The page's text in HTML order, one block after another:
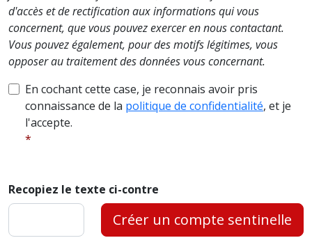
d'accès et de rectification aux informations qui vous
concernent, que vous pouvez exercer en nous contactant.
Vous pouvez également, pour des motifs légitimes, vous
opposer au traitement des données vous concernant.
En cochant cette case, je reconnais avoir pris
connaissance de la politique de confidentialité, et je
l'accepte.
Recopiez le texte ci-contre
Créer un compte sentinelle